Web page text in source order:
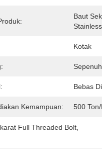
Baut
Kotak
Bebas
Kemampuan: 500
Full Threaded Bolt